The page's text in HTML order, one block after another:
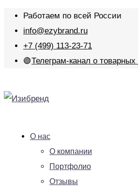
Работаем по всей России
info@ezybrand.ru
+7 (499) 113-23-71
🟢Телеграм-канал о товарных
О нас
О компании
Портфолио
Отзывы